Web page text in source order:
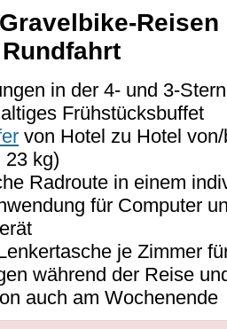
in der 4- und 3-
Frühstücksbuffet
von Hotel zu Hotel
23 kg)
Radroute in einem
für Computer
je Zimmer
während der Reise
auch am Wochenende